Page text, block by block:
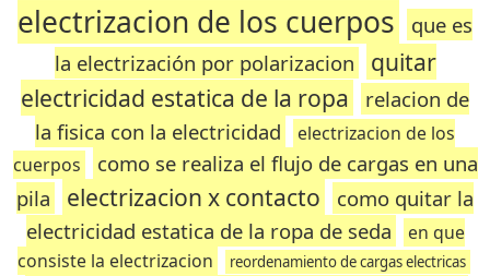
electrizacion de los cuerpos
que es
la electrización por polarizacion
quitar
electricidad estatica de la ropa
relacion de
la fisica con la electricidad
electrizacion de los
cuerpos
como se realiza el flujo de cargas en una
pila
electrizacion x contacto
como quitar la
electricidad estatica de la ropa de seda
en que
consiste la electrizacion
reordenamiento de cargas electricas